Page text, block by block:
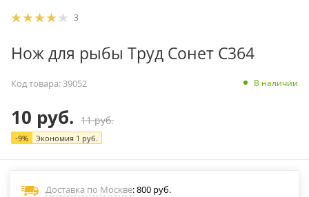
3
Нож для рыбы Труд Сонет С364
Код товара:39052 В наличии
10 руб. 11руб.
-9% Экономия 1 руб.
Доставка по Москве: 800 руб.